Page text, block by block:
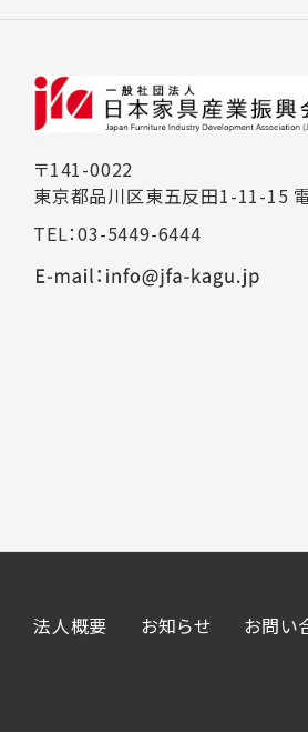
〒141-0022
東京都品川区東五反田1-11-15
TEL：03-5449-6444
法人概要 お知らせ お問い